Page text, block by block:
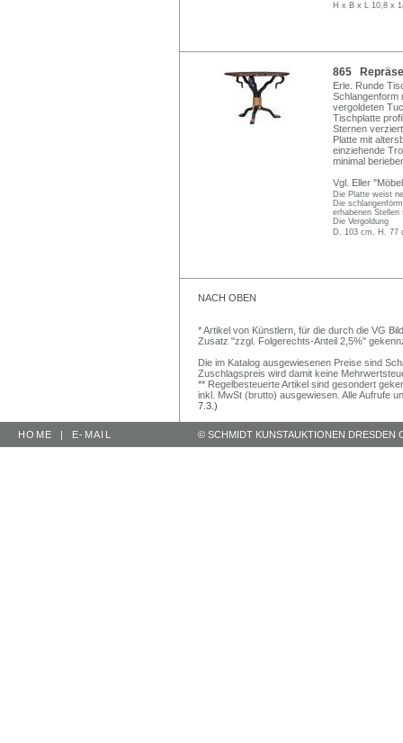
H x B x L 10,8 x
865
Erle. Runde
Schlangenform
vergoldeten
Tischplatte
Sternen
Platte mit
einziehende
minimal
Vgl. Eller
Die Platte weist
Die
erhabenen
Die Vergoldung
D. 103 cm, H. 77
NACH OBEN
* Artikel von Künstlern, für die durch die VG
Zusatz "zzgl. Folgerechts-Anteil 2,5%"
Die im Katalog ausgewiesenen Preise sind
Zuschlagspreis wird damit keine
** Regelbesteuerte Artikel sind gesondert
inkl. MwSt (brutto) ausgewiesen. Alle Aufrufe
7.3.)
HOME | E-MAIL © SCHMIDT KUNSTAUKTIONEN DRESDEN